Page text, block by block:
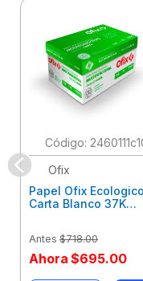
:
Ofix
Papel Ofix Ecologico
Carta Blanco 37K
Antes $718.00
Ahora $695.00